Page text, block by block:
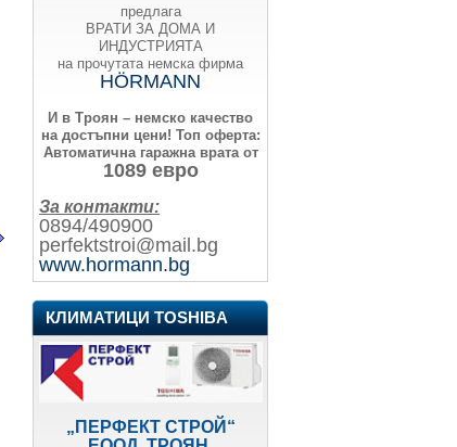
предлага
ВРАТИ ЗА ДОМА И
ИНДУСТРИЯТА
на прочутата немска фирма
HÖRMANN
И в Троян – немско качество
на достъпни цени! Топ оферта:
Автоматична гаражна врата от
1089 евро
За контакти:
0894/490900
perfektstroi@mail.bg
www.hormann.bg
КЛИМАТИЦИ TOSHIBA
„ПЕРФЕКТ СТРОЙ“